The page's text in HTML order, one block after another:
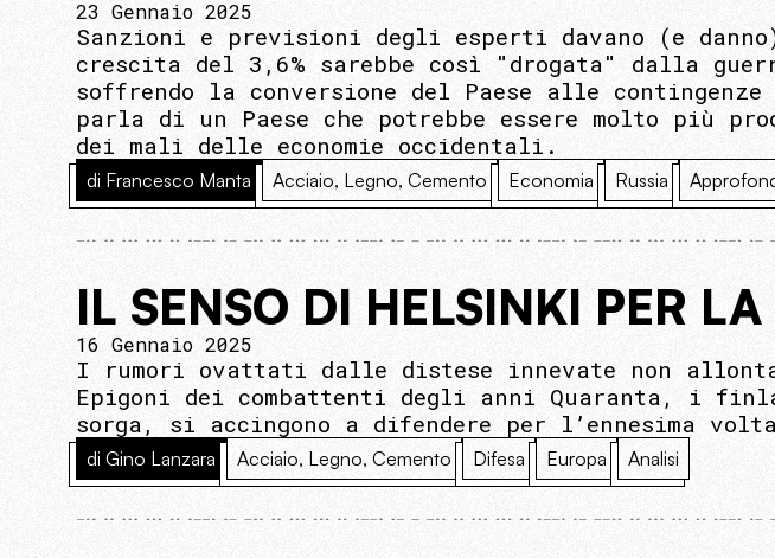
23 Gennaio 2025
Sanzioni e previsioni degli esperti davano (e
crescita del 3,6% sarebbe così "drogata" dalla
soffrendo la conversione del Paese alle
parla di un Paese che potrebbe essere molto più
dei mali delle economie occidentali.
di Francesco Manta Acciaio, Legno, Cemento Economia Russia
IL SENSO DI HELSINKI PER
16 Gennaio 2025
I rumori ovattati dalle distese innevate non
Epigoni dei combattenti degli anni Quaranta, i
sorga, si accingono a difendere per l’ennesima
di Gino Lanzara Acciaio, Legno, Cemento Difesa Europa Analisi